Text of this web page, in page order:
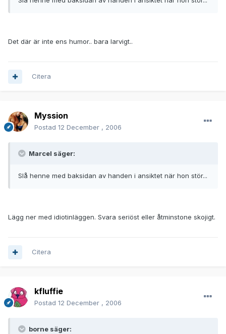
Det där är inte ens humor.. bara larvigt..
Citera
Myssion
Postad 12 December , 2006
Marcel säger:
Slå henne med baksidan av handen i ansiktet när hon stör...
Lägg ner med idiotinläggen. Svara seriöst eller åtminstone skojigt.
Citera
kfluffie
Postad 12 December , 2006
borne säger: